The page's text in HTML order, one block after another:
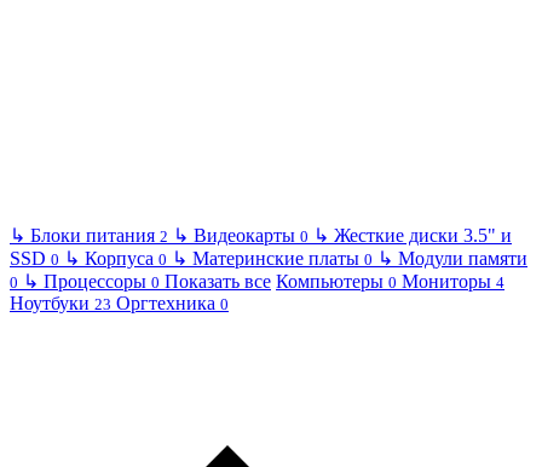
↳ Блоки питания 2 ↳ Видеокарты 0 ↳ Жесткие диски 3.5" и
SSD 0 ↳ Корпуса 0 ↳ Материнские платы 0 ↳ Модули памяти
0 ↳ Процессоры 0 Показать все Компьютеры 0 Мониторы 4
Ноутбуки 23 Оргтехника 0